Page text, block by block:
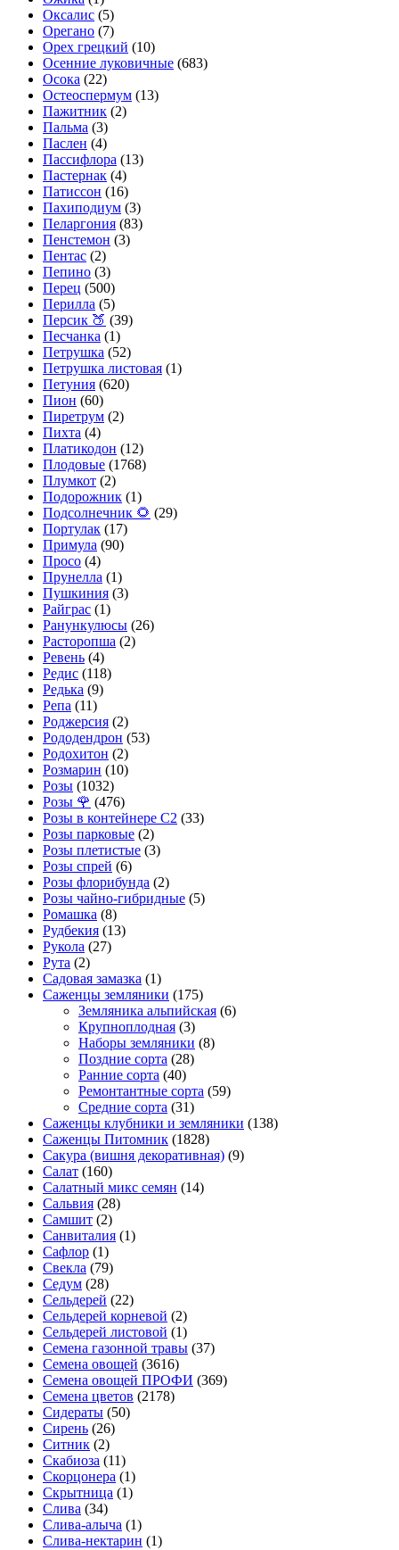
Оксалис (5)
Орегано (7)
Орех грецкий (10)
Осенние луковичные (683)
Осока (22)
Остеоспермум (13)
Пажитник (2)
Пальма (3)
Паслен (4)
Пассифлора (13)
Пастернак (4)
Патиссон (16)
Пахиподиум (3)
Пеларгония (83)
Пенстемон (3)
Пентас (2)
Пепино (3)
Перец (500)
Перилла (5)
Персик 🍑 (39)
Песчанка (1)
Петрушка (52)
Петрушка листовая (1)
Петуния (620)
Пион (60)
Пиретрум (2)
Пихта (4)
Платикодон (12)
Плодовые (1768)
Плумкот (2)
Подорожник (1)
Подсолнечник 🌻 (29)
Портулак (17)
Примула (90)
Просо (4)
Прунелла (1)
Пушкиния (3)
Райграс (1)
Ранункулюсы (26)
Расторопша (2)
Ревень (4)
Редис (118)
Редька (9)
Репа (11)
Роджерсия (2)
Рододендрон (53)
Родохитон (2)
Розмарин (10)
Розы (1032)
Розы 🌹 (476)
Розы в контейнере С2 (33)
Розы парковые (2)
Розы плетистые (3)
Розы спрей (6)
Розы флорибунда (2)
Розы чайно-гибридные (5)
Ромашка (8)
Рудбекия (13)
Рукола (27)
Рута (2)
Садовая замазка (1)
Саженцы земляники (175)
Земляника альпийская (6)
Крупноплодная (3)
Наборы земляники (8)
Поздние сорта (28)
Ранние сорта (40)
Ремонтантные сорта (59)
Средние сорта (31)
Саженцы клубники и земляники (138)
Саженцы Питомник (1828)
Сакура (вишня декоративная) (9)
Салат (160)
Салатный микс семян (14)
Сальвия (28)
Самшит (2)
Санвиталия (1)
Сафлор (1)
Свекла (79)
Седум (28)
Сельдерей (22)
Сельдерей корневой (2)
Сельдерей листовой (1)
Семена газонной травы (37)
Семена овощей (3616)
Семена овощей ПРОФИ (369)
Семена цветов (2178)
Сидераты (50)
Сирень (26)
Ситник (2)
Скабиоза (11)
Скорцонера (1)
Скрытница (1)
Слива (34)
Слива-алыча (1)
Слива-нектарин (1)